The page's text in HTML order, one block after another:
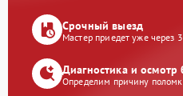
Срочный выезд
Мастер приедет уже через
Диагностика и осмотр
Определим причину